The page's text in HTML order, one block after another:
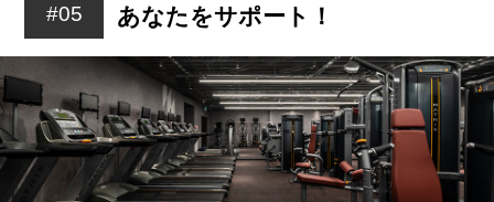
#05
あなたをサポート！